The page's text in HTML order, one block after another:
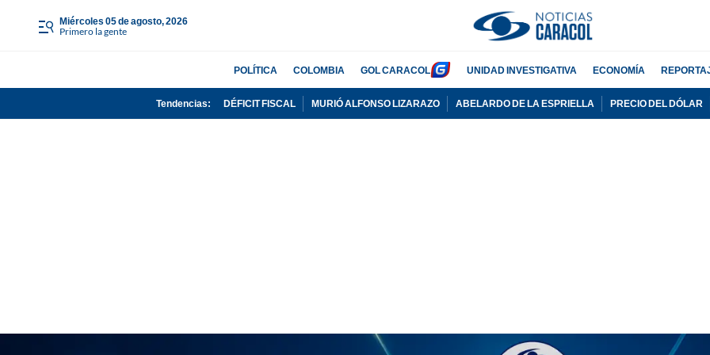
miércoles 05 de agosto, 2026
Primero la gente
POLÍTICA COLOMBIA GOL CARACOL UNIDAD INVESTIGATIVA ECONOMÍA
Tendencias: DÉFICIT FISCAL MURIÓ ALFONSO LIZARAZO ABELARDO DE LA ESPRIELLA PRECIO DEL DÓLAR